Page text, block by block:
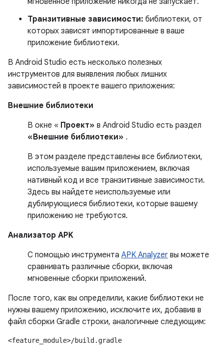
Транзитивные зависимости: библиотеки, от
которых зависят импортированные в ваше
приложение библиотеки.
В Android Studio есть несколько полезных
инструментов для выявления любых лишних
зависимостей в проекте вашего приложения:
Внешние библиотеки
В окне « Проект» в Android Studio есть раздел
«Внешние библиотеки» .
В этом разделе представлены все библиотеки,
используемые вашим приложением, включая
нативный код и все транзитивные зависимости.
Здесь вы найдете неиспользуемые или
дублирующиеся библиотеки, которые вашему
приложению не требуются.
Анализатор APK
С помощью инструмента APK Analyzer вы можете
сравнивать различные сборки, включая
мгновенные сборки приложений.
После того, как вы определили, какие библиотеки не
нужны вашему приложению, исключите их, добавив в
файл сборки Gradle строки, аналогичные следующим:
<feature_module>/build.gradle